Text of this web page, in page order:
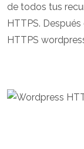
de todos tus
HTTPS.
HTTPS